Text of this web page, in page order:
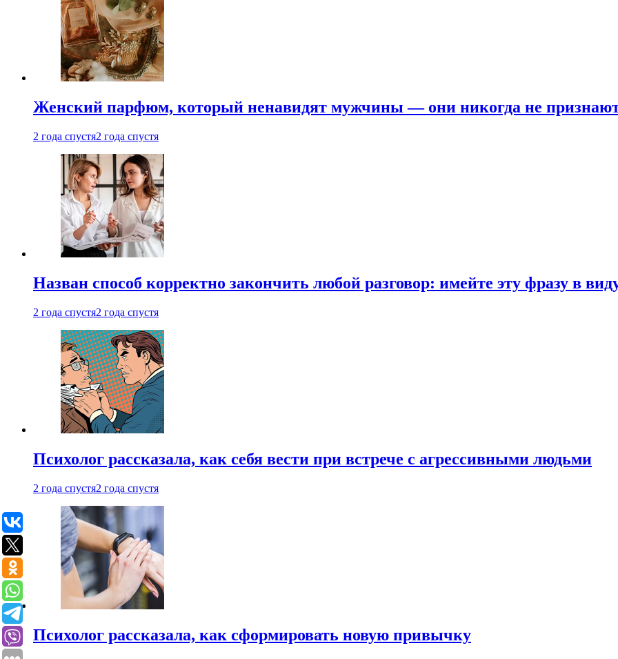
Женский парфюм, который ненавидят мужчины — они никогда не
2 года спустя2 года спустя
Назван способ корректно закончить любой разговор: имейте эту фразу в
2 года спустя2 года спустя
Психолог рассказала, как себя вести при встрече с агрессивными людьми
2 года спустя2 года спустя
Психолог рассказала, как сформировать новую привычку